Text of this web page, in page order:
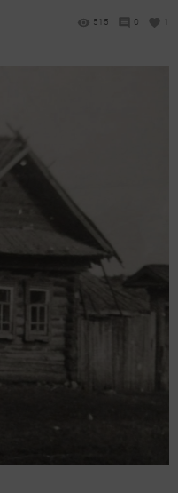
515 0 1